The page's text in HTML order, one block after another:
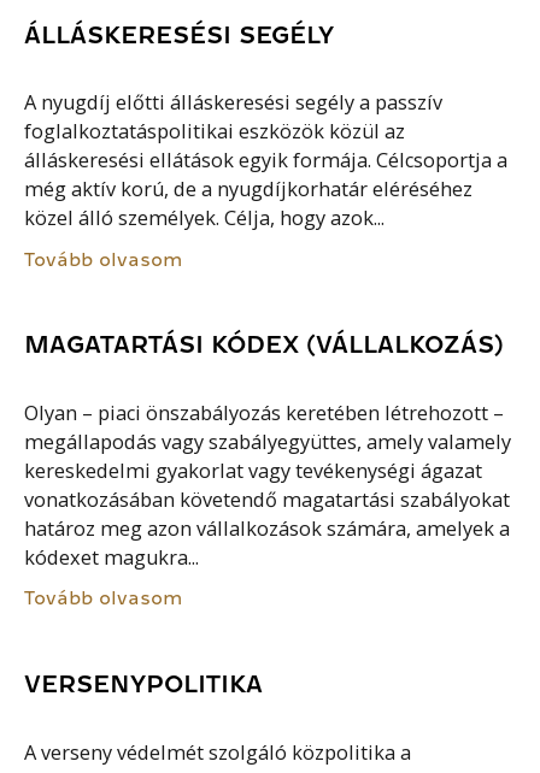
ÁLLÁSKERESÉSI SEGÉLY
A nyugdíj előtti álláskeresési segély a passzív
foglalkoztatáspolitikai eszközök közül az
álláskeresési ellátások egyik formája. Célcsoportja a
még aktív korú, de a nyugdíjkorhatár eléréséhez
közel álló személyek. Célja, hogy azok...
Tovább olvasom
MAGATARTÁSI KÓDEX (VÁLLALKOZÁS)
Olyan – piaci önszabályozás keretében létrehozott –
megállapodás vagy szabályegyüttes, amely valamely
kereskedelmi gyakorlat vagy tevékenységi ágazat
vonatkozásában követendő magatartási szabályokat
határoz meg azon vállalkozások számára, amelyek a
kódexet magukra...
Tovább olvasom
VERSENYPOLITIKA
A verseny védelmét szolgáló közpolitika a